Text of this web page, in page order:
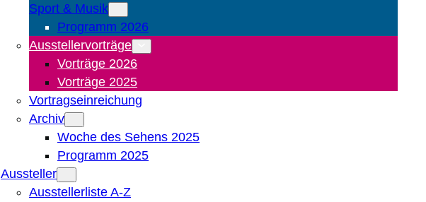
Sport & Musik
Programm 2026
Ausstellervorträge
Vorträge 2026
Vorträge 2025
Vortragseinreichung
Archiv
Woche des Sehens 2025
Programm 2025
Aussteller
Ausstellerliste A-Z